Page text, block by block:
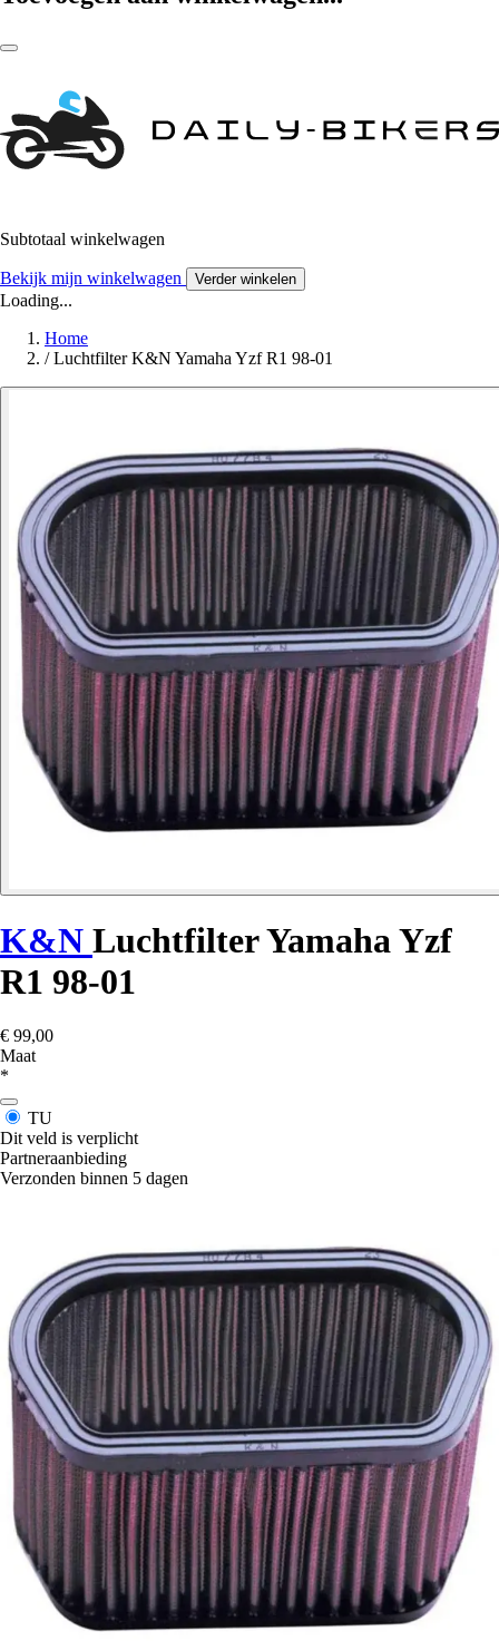
Subtotaal winkelwagen
Bekijk mijn winkelwagen Verder winkelen
Loading...
Home
/ Luchtfilter K&N Yamaha Yzf R1 98-01
K&N Luchtfilter Yamaha Yzf
R1 98-01
€ 99,00
Maat
*
TU
Dit veld is verplicht
Partneraanbieding
Verzonden binnen 5 dagen